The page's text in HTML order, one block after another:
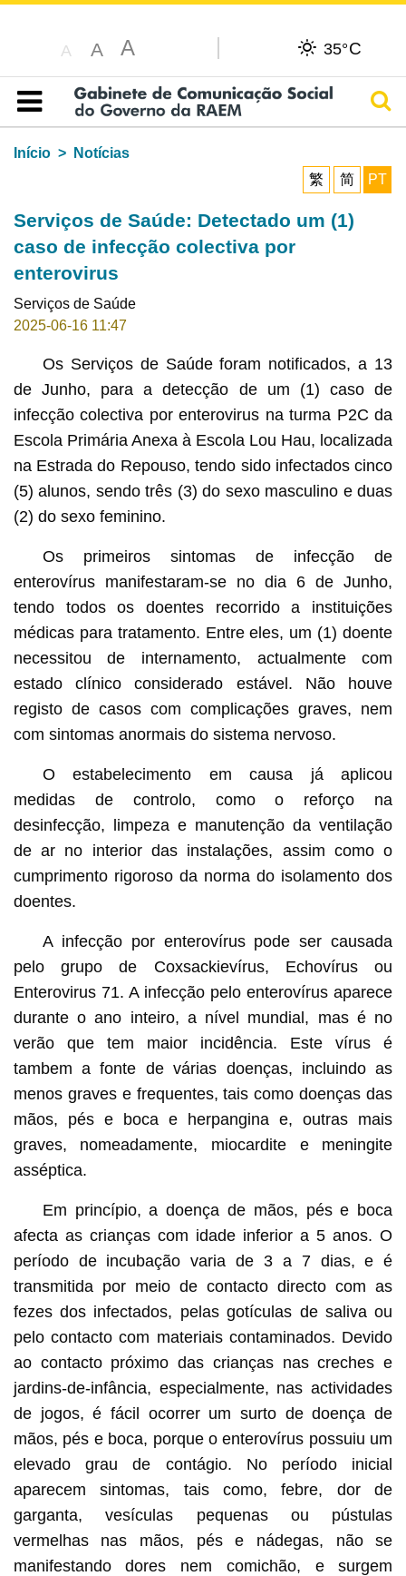
A A A 35°C
Índice
Início
Notícias
繁
简 PT
Serviços de Saúde: Detectado um (1)
caso de infecção colectiva por
enterovirus
Serviços de Saúde
2025-06-16 11:47
Os Serviços de Saúde foram notificados, a 13
de Junho, para a detecção de um (1) caso de
infecção colectiva por enterovirus na turma P2C da
Escola Primária Anexa à Escola Lou Hau, localizada
na Estrada do Repouso, tendo sido infectados cinco
(5) alunos, sendo três (3) do sexo masculino e duas
(2) do sexo feminino.
Os primeiros sintomas de infecção de
enterovírus manifestaram-se no dia 6 de Junho,
tendo todos os doentes recorrido a instituições
médicas para tratamento. Entre eles, um (1) doente
necessitou de internamento, actualmente com
estado clínico considerado estável. Não houve
registo de casos com complicações graves, nem
com sintomas anormais do sistema nervoso.
O estabelecimento em causa já aplicou
medidas de controlo, como o reforço na
desinfecção, limpeza e manutenção da ventilação
de ar no interior das instalações, assim como o
cumprimento rigoroso da norma do isolamento dos
doentes.
A infecção por enterovírus pode ser causada
pelo grupo de Coxsackievírus, Echovírus ou
Enterovirus 71. A infecção pelo enterovírus aparece
durante o ano inteiro, a nível mundial, mas é no
verão que tem maior incidência. Este vírus é
tambem a fonte de várias doenças, incluindo as
menos graves e frequentes, tais como doenças das
mãos, pés e boca e herpangina e, outras mais
graves, nomeadamente, miocardite e meningite
asséptica.
Em princípio, a doença de mãos, pés e boca
afecta as crianças com idade inferior a 5 anos. O
período de incubação varia de 3 a 7 dias, e é
transmitida por meio de contacto directo com as
fezes dos infectados, pelas gotículas de saliva ou
pelo contacto com materiais contaminados. Devido
ao contacto próximo das crianças nas creches e
jardins-de-infância, especialmente, nas actividades
de jogos, é fácil ocorrer um surto de doença de
mãos, pés e boca, porque o enterovírus possuiu um
elevado grau de contágio. No período inicial
aparecem sintomas, tais como, febre, dor de
garganta, vesículas pequenas ou pústulas
vermelhas nas mãos, pés e nádegas, não se
manifestando dores nem comichão, e surgem